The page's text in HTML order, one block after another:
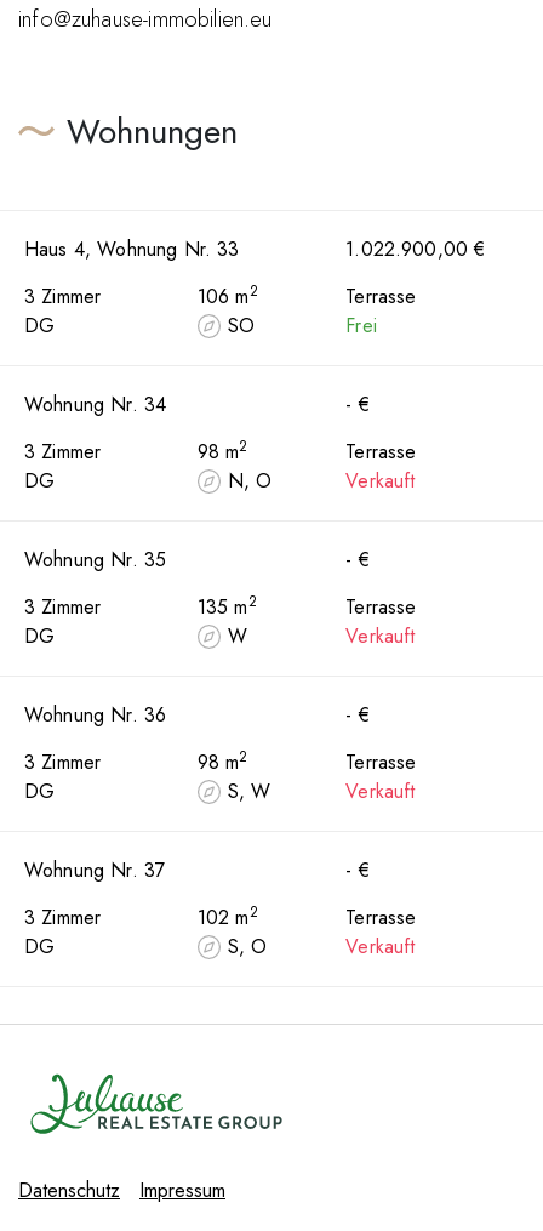
info@zuhause-immobilien.eu
Wohnungen
Haus 4, Wohnung Nr. 33
3 Zimmer
106 m2
DG SO
Terrasse
Frei
1.022.900,00 €
Wohnung Nr. 34
3 Zimmer
98 m2
DG N, O
Terrasse
Verkauft
- €
Wohnung Nr. 35
3 Zimmer
135 m2
DG W
Terrasse
Verkauft
- €
Wohnung Nr. 36
3 Zimmer
98 m2
DG S, W
Terrasse
Verkauft
- €
Wohnung Nr. 37
3 Zimmer
102 m2
DG S, O
Terrasse
Verkauft
- €
Datenschutz Impressum